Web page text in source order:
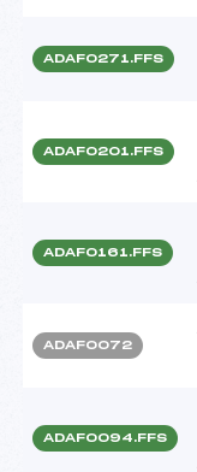
ADAF0271.FFS
ADAF0201.FFS
ADAF0161.FFS
ADAF0072
ADAF0094.FFS